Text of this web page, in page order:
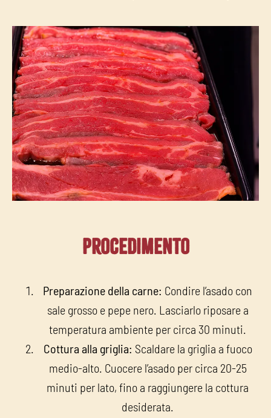
Procedimento
Preparazione della carne: Condire l’asado con
sale grosso e pepe nero. Lasciarlo riposare a
temperatura ambiente per circa 30 minuti.
Cottura alla griglia: Scaldare la griglia a fuoco
medio-alto. Cuocere l’asado per circa 20-25
minuti per lato, fino a raggiungere la cottura
desiderata.